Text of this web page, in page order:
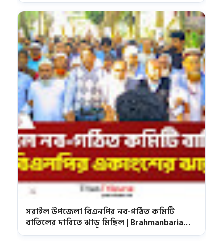
সরাইল উপজেলা বিএনপির নব-গঠিত কমিটি
বাতিলের দাবিতে ঝাড়ু মিছিল | Brahmanbaria
BNP News | Sarail BNP News | TitasTribune